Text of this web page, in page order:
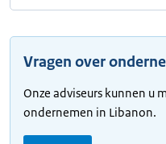
Vragen over
Onze adviseurs kunnen u
ondernemen in Libanon.